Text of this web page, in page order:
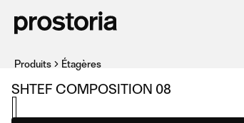
SHTEF COMPOSITION 08
Produits Étagères